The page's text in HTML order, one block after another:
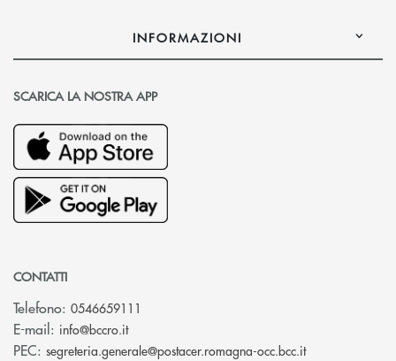
INFORMAZIONI
SCARICA LA NOSTRA APP
CONTATTI
Telefono: 0546659111
E-mail: info@bccro.it(si apre l’app di posta elettronica)
PEC: segreteria.generale@postacer.romagna-occ.bcc.it(si apre l’app